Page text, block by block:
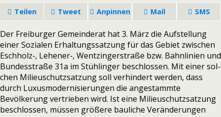
Teilen Tweet Anpinnen Mail SMS
Der Freiburger Gemeinderat hat 3. März die Aufstellung
einer Sozialen Erhaltungssatzung für das Gebiet zwi­schen
Eschholz‑, Lehener‑, Wentzingerstraße bzw. Bahnlinien und
Bundesstraße 31a im Stühlinger beschlos­sen. Mit einer sol­
chen Milieuschutzsatzung soll ver­hin­dert wer­den, dass
durch Luxusmodernisierungen die ange­stammte
Bevölkerung ver­trie­ben wird. Ist eine Milieuschutzsatzung
beschlos­sen, müs­sen grö­ßere bau­li­che Veränderungen